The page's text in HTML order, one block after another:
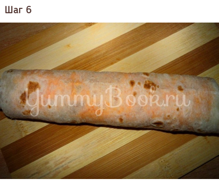
Шаг 6